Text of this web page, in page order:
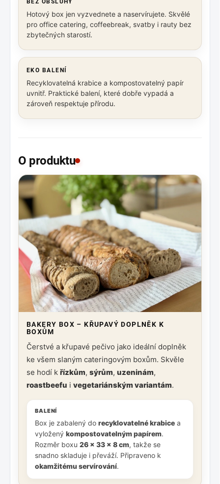
BEZ OBSLUHY
Hotový box jen vyzvednete a naservírujete. Skvělé
pro office catering, coffeebreak, svatby i rauty bez
zbytečných starostí.
EKO BALENÍ
Recyklovatelná krabice a kompostovatelný papír
uvnitř. Praktické balení, které dobře vypadá a
zároveň respektuje přírodu.
O produktu
BAKERY BOX – KŘUPAVÝ DOPLNĚK K
BOXŮM
Čerstvé a křupavé pečivo jako ideální doplněk
ke všem slaným cateringovým boxům. Skvěle
se hodí k řízkům, sýrům, uzeninám,
roastbeefu i vegetariánským variantám.
BALENÍ
Box je zabalený do recyklovatelné krabice a
vyložený kompostovatelným papírem.
Rozměr boxu 26 × 33 × 8 cm, takže se
snadno skladuje i převáží. Připraveno k
okamžitému servírování.